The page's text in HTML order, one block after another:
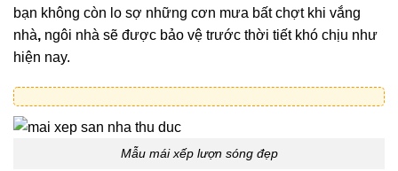
bạn không còn lo sợ những cơn mưa bất chợt khi vắng
nhà, ngôi nhà sẽ được bảo vệ trước thời tiết khó chịu như
hiện nay.
Mẫu mái xếp lượn sóng đẹp